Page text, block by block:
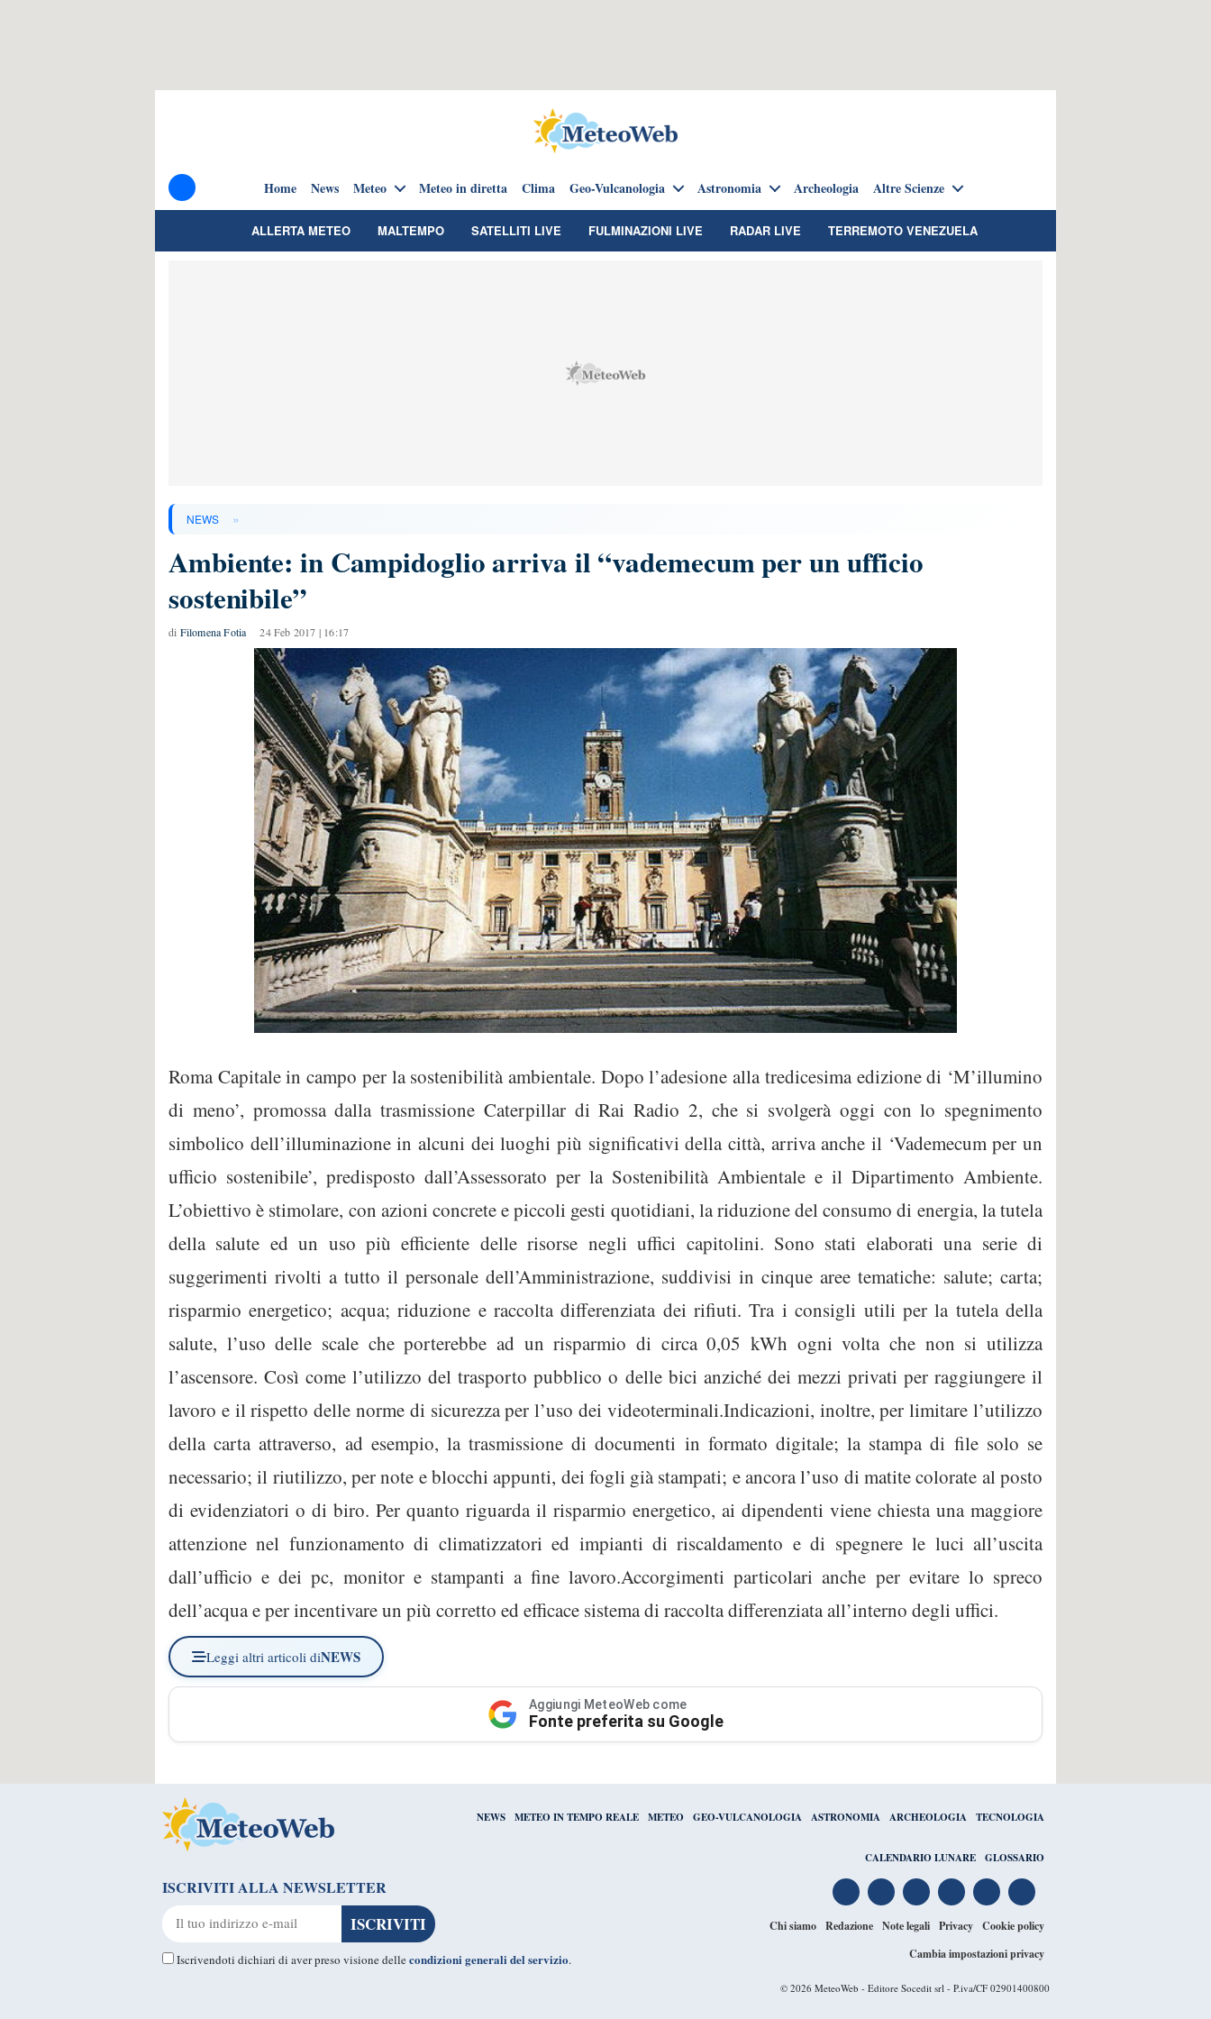
Home News Meteo Meteo in diretta Clima Geo-Vulcanologia Astronomia Archeologia Altre Scienze
ALLERTA METEO MALTEMPO SATELLITI LIVE FULMINAZIONI LIVE RADAR LIVE TERREMOTO VENEZUELA
NEWS »
Ambiente: in Campidoglio arriva il “vademecum per un ufficio
sostenibile”
di Filomena Fotia 24 Feb 2017 | 16:17
Roma Capitale in campo per la sostenibilità ambientale. Dopo l’adesione alla tredicesima edizione di ‘M’illumino
di meno’, promossa dalla trasmissione Caterpillar di Rai Radio 2, che si svolgerà oggi con lo spegnimento
simbolico dell’illuminazione in alcuni dei luoghi più significativi della città, arriva anche il ‘Vademecum per un
ufficio sostenibile’, predisposto dall’Assessorato per la Sostenibilità Ambientale e il Dipartimento Ambiente.
L’obiettivo è stimolare, con azioni concrete e piccoli gesti quotidiani, la riduzione del consumo di energia, la tutela
della salute ed un uso più efficiente delle risorse negli uffici capitolini. Sono stati elaborati una serie di
suggerimenti rivolti a tutto il personale dell’Amministrazione, suddivisi in cinque aree tematiche: salute; carta;
risparmio energetico; acqua; riduzione e raccolta differenziata dei rifiuti. Tra i consigli utili per la tutela della
salute, l’uso delle scale che porterebbe ad un risparmio di circa 0,05 kWh ogni volta che non si utilizza
l’ascensore. Così come l’utilizzo del trasporto pubblico o delle bici anziché dei mezzi privati per raggiungere il
lavoro e il rispetto delle norme di sicurezza per l’uso dei videoterminali.Indicazioni, inoltre, per limitare l’utilizzo
della carta attraverso, ad esempio, la trasmissione di documenti in formato digitale; la stampa di file solo se
necessario; il riutilizzo, per note e blocchi appunti, dei fogli già stampati; e ancora l’uso di matite colorate al posto
di evidenziatori o di biro. Per quanto riguarda il risparmio energetico, ai dipendenti viene chiesta una maggiore
attenzione nel funzionamento di climatizzatori ed impianti di riscaldamento e di spegnere le luci all’uscita
dall’ufficio e dei pc, monitor e stampanti a fine lavoro.Accorgimenti particolari anche per evitare lo spreco
dell’acqua e per incentivare un più corretto ed efficace sistema di raccolta differenziata all’interno degli uffici.
Leggi altri articoli diNEWS
Aggiungi MeteoWeb come
Fonte preferita su Google
NEWS METEO IN TEMPO REALE METEO GEO-VULCANOLOGIA ASTRONOMIA ARCHEOLOGIA TECNOLOGIA
CALENDARIO LUNARE GLOSSARIO
ISCRIVITI ALLA NEWSLETTER
Iscrivendoti dichiari di aver preso visione dellecondizioni generali del servizio.
Chi siamo Redazione Note legali Privacy
Cookie policy
Cambia impostazioni privacy
© 2026 MeteoWeb - Editore Socedit srl - P.iva/CF 02901400800